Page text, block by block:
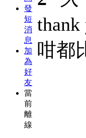
發
短
消
息
加
為
好
友
當
前
離
線
咁都